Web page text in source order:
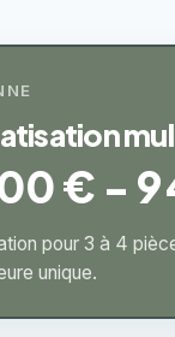
€ -
pour 3 à 4
unique.